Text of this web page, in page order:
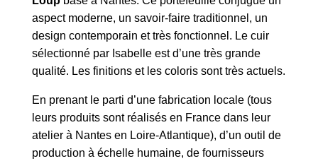
aspect moderne, un savoir-faire traditionnel, un
design contemporain et très fonctionnel. Le cuir
sélectionné par Isabelle est d’une très grande
qualité. Les finitions et les coloris sont très actuels.
En prenant le parti d’une fabrication locale (tous
leurs produits sont réalisés en France dans leur
atelier à Nantes en Loire-Atlantique), d’un outil de
production à échelle humaine, de fournisseurs